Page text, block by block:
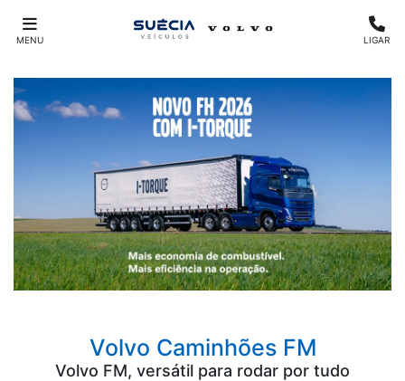
MENU LIGAR
Volvo CaminhõesFM
Volvo FM, versátil para rodar por tudo